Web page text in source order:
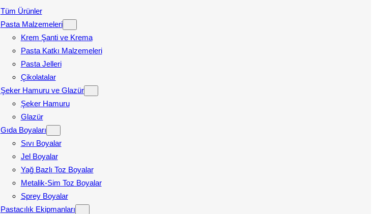
Tüm Ürünler
Pasta Malzemeleri
Krem Şanti ve Krema
Pasta Katkı Malzemeleri
Pasta Jelleri
Çikolatalar
Şeker Hamuru ve Glazür
Şeker Hamuru
Glazür
Gıda Boyaları
Sıvı Boyalar
Jel Boyalar
Yağ Bazlı Toz Boyalar
Metalik-Sim Toz Boyalar
Sprey Boyalar
Pastacılık Ekipmanları